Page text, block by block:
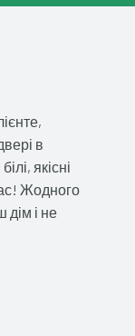
в
якісні
Жодного
і не